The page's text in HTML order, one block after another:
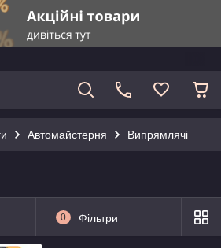
Автомайстерня Випрямлячі
0 Фільтри